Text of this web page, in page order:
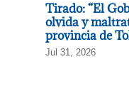
Tirado: “El
olvida y
provincia de
Jul 31, 2026